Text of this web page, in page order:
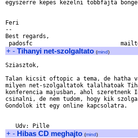
egyszerre kepes kezelni tobbfajta
Feri
--
Best regards,
padosfc
+ - Tihanyi net-szolgaltato (mind)
Sziasztok,
Talan kicsit oftopic a tema, de hatha
milyen net-szolgaltatok talalhatoak
konferencia majusban, ahol szeretnenk
csinalni, de nem tudom, hogy kik
Gondolok itt egy online kapcsolatra.
+ - Hibas CD meghajto (mind)